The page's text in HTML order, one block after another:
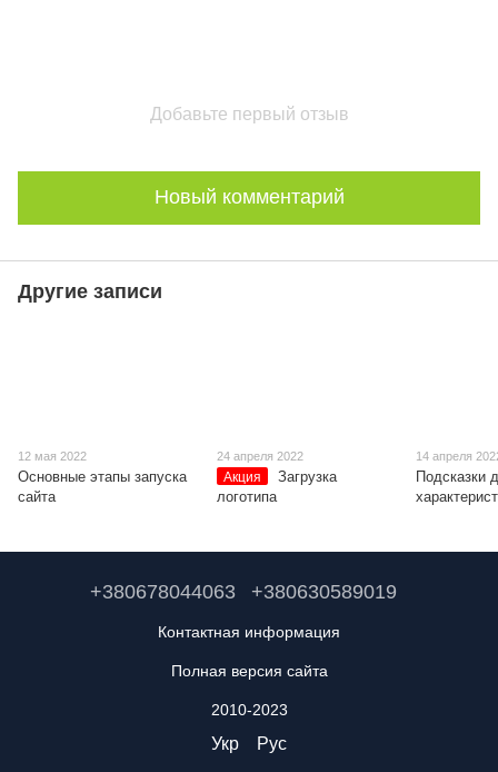
Добавьте первый отзыв
Новый комментарий
Другие записи
12 мая 2022
Основные этапы запуска
сайта
24 апреля 2022
Акция
Загрузка
логотипа
14 апреля
Подсказки
+380678044063 +380630589019
Контактная информация
Полная версия сайта
2010-2023
Укр Рус